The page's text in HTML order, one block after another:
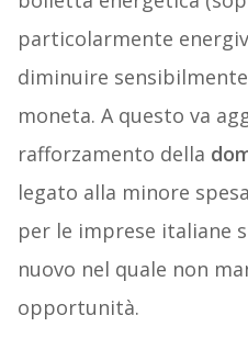
particolarmente
diminuire
moneta. A questo va
rafforzamento della
legato alla minore
per le imprese italiane
nuovo nel quale non
opportunità.